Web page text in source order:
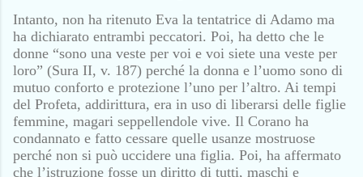
Intanto, non ha ritenuto Eva la tentatrice di Adamo ma
ha dichiarato entrambi peccatori. Poi, ha detto che le
donne “sono una veste per voi e voi siete una veste per
loro” (Sura II, v. 187) perché la donna e l’uomo sono di
mutuo conforto e protezione l’uno per l’altro. Ai tempi
del Profeta, addirittura, era in uso di liberarsi delle figlie
femmine, magari seppellendole vive. Il Corano ha
condannato e fatto cessare quelle usanze mostruose
perché non si può uccidere una figlia. Poi, ha affermato
che l’istruzione fosse un diritto di tutti, maschi e